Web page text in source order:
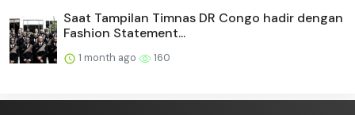
Saat Tampilan Timnas DR Congo hadir dengan
Fashion Statement...
1 month ago 160